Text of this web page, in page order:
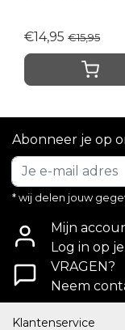
€14,95 €15,95
Abonneer je op
* wij delen jouw
Mijn
Log in op
VRAGEN?
Neem
Klantenservice